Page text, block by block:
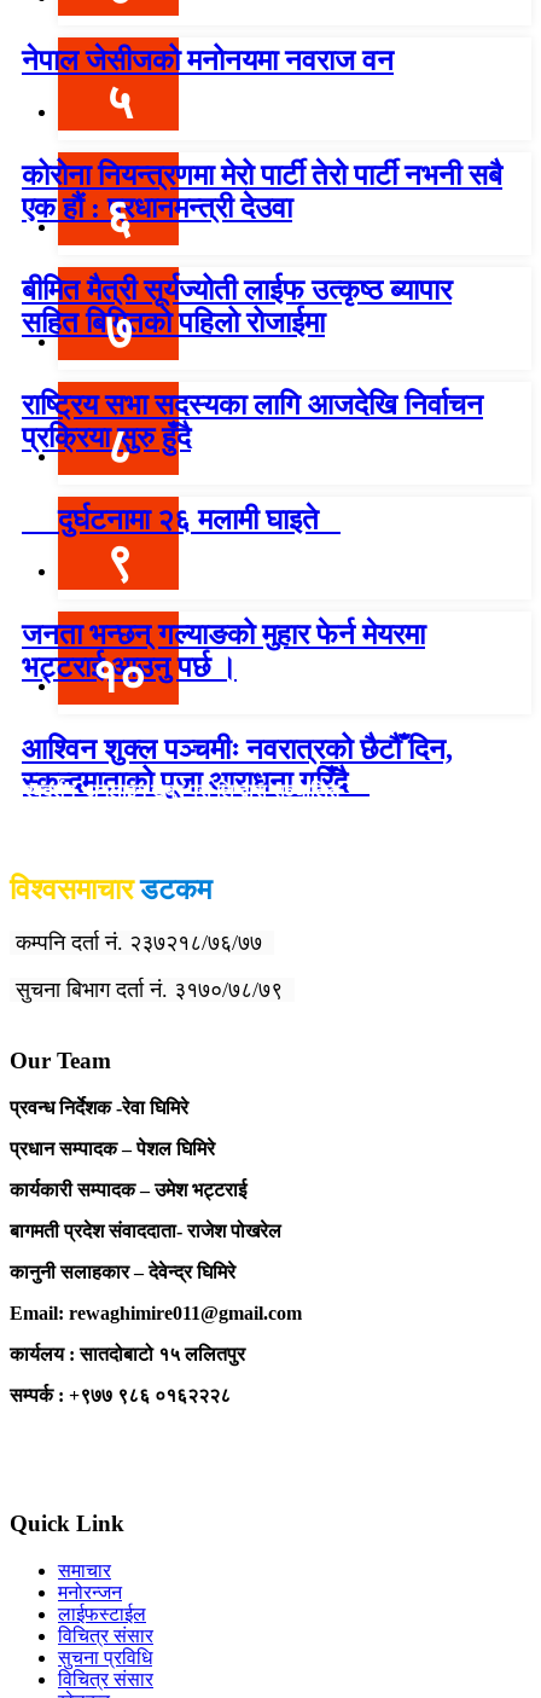
नेपाल जेसीजको मनोनयमा नवराज वन
५
कोरोना नियन्त्रणमा मेरो पार्टी तेरो पार्टी नभनी सबै
एक हौं : प्रधानमन्त्री देउवा
६
बीमित मैत्री सूर्यज्योती लाईफ उत्कृष्ठ ब्यापार
सहित बिमितको पहिलो रोजाईमा
७
राष्ट्रिय सभा सदस्यका लागि आजदेखि निर्वाचन
प्रक्रिया सुरु हुँदै
८
दुर्घटनामा २६ मलामी घाइते
९
जनता भन्छन् गल्याङको मुहार फेर्न मेयरमा
भट्टराई आउनु पर्छ ।
१०
आश्विन शुक्ल पञ्चमीः नवरात्रको छैटौँ दिन,
स्कन्दमाताको पूजा आराधना गरिँदै
विश्वदर्शन अनलाइन खबर प्रा लि द्वारा सञ्चालित
विश्वसमाचारडटकम
कम्पनि दर्ता नं. २३७२१८/७६/७७
सुचना बिभाग दर्ता नं. ३१७०/७८/७९
Our Team
प्रवन्ध निर्देशक -रेवा घिमिरे
प्रधान सम्पादक – पेशल घिमिरे
कार्यकारी सम्पादक – उमेश भट्टराई
बागमती प्रदेश संवाददाता- राजेश पोखरेल
कानुनी सलाहकार – देवेन्द्र घिमिरे
Email: rewaghimire011@gmail.com
कार्यलय : सातदोबाटो १५ ललितपुर
सम्पर्क : +९७७ ९८६ ०१६२२२८
Quick Link
समाचार
मनोरन्जन
लाईफस्टाईल
विचित्र संसार
सुचना प्रविधि
विचित्र संसार